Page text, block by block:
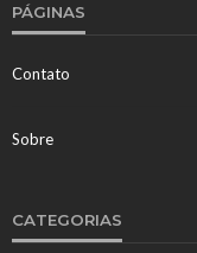
PÁGINAS
Contato
Sobre
CATEGORIAS